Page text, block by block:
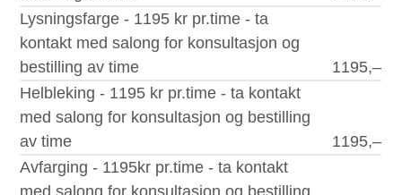
Lysningsfarge - 1195 kr pr.time - ta
kontakt med salong for konsultasjon og
bestilling av time
1195,–
Helbleking - 1195 kr pr.time - ta kontakt
med salong for konsultasjon og bestilling
av time
1195,–
Avfarging - 1195kr pr.time - ta kontakt
med salong for konsultasjon og bestilling